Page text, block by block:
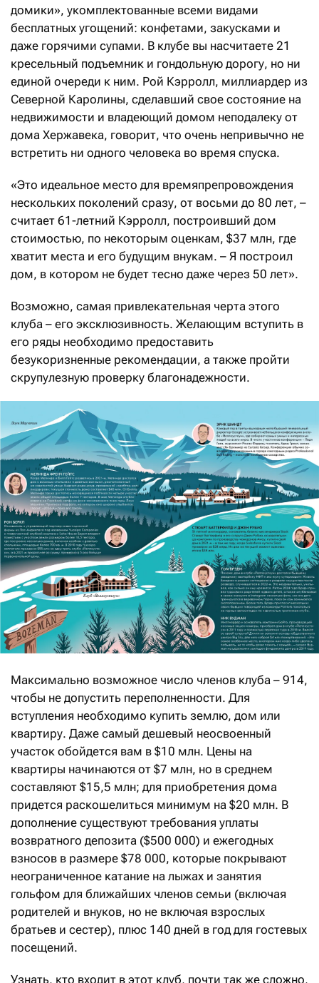
домики», укомплектованные всеми видами
бесплатных угощений: конфетами, закусками и
даже горячими супами. В клубе вы насчитаете 21
кресельный подъемник и гондольную дорогу, но ни
единой очереди к ним. Рой Кэрролл, миллиардер из
Северной Каролины, сделавший свое состояние на
недвижимости и владеющий домом неподалеку от
дома Хержавека, говорит, что очень непривычно не
встретить ни одного человека во время спуска.
«Это идеальное место для времяпрепровождения
нескольких поколений сразу, от восьми до 80 лет, –
считает 61-летний Кэрролл, построивший дом
стоимостью, по некоторым оценкам, $37 млн, где
хватит места и его будущим внукам. – Я построил
дом, в котором не будет тесно даже через 50 лет».
Возможно, самая привлекательная черта этого
клуба – его эксклюзивность. Желающим вступить в
его ряды необходимо предоставить
безукоризненные рекомендации, а также пройти
скрупулезную проверку благонадежности.
Максимально возможное число членов клуба – 914,
чтобы не допустить переполненности. Для
вступления необходимо купить землю, дом или
квартиру. Даже самый дешевый неосвоенный
участок обойдется вам в $10 млн. Цены на
квартиры начинаются от $7 млн, но в среднем
составляют $15,5 млн; для приобретения дома
придется раскошелиться минимум на $20 млн. В
дополнение существуют требования уплаты
возвратного депозита ($500 000) и ежегодных
взносов в размере $78 000, которые покрывают
неограниченное катание на лыжах и занятия
гольфом для ближайших членов семьи (включая
родителей и внуков, но не включая взрослых
братьев и сестер), плюс 140 дней в год для гостевых
посещений.
Узнать, кто входит в этот клуб, почти так же сложно,